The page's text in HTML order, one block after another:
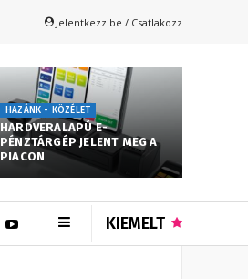
Jelentkezz be / Csatlakozz
HAZÁNK - KÖZÉLET
HARDVERALAPÚ E-
PÉNZTÁRGÉP JELENT MEG A
PIACON
KIEMELT